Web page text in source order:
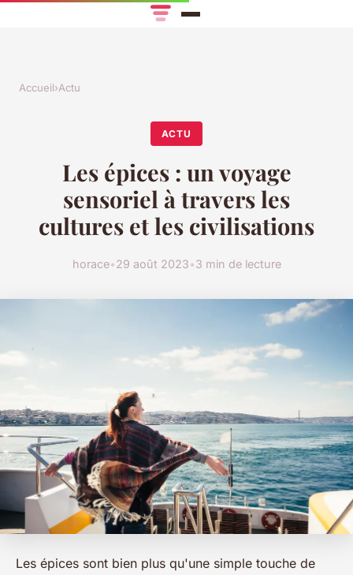
Accueil›Actu
ACTU
Les épices : un voyage
sensoriel à travers les
cultures et les civilisations
horace•29 août 2023•3 min de lecture
Les épices sont bien plus qu'une simple touche de